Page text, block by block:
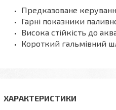
Предказоване
Гарні показники
Висока стійкість до
Короткий гальмівний
ХАРАКТЕРИСТИКИ